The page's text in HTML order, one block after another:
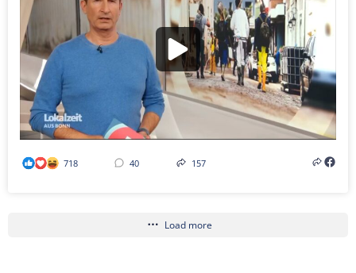
718 40 157
Load more